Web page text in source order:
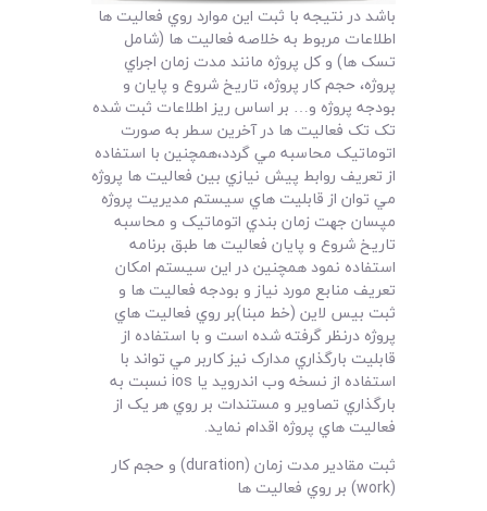
باشد در نتيجه با ثبت اين موارد روي فعاليت ها
اطلاعات مربوط به خلاصه فعاليت ها (شامل
تسک ها) و کل پروژه مانند مدت زمان اجراي
پروژه، حجم کار پروژه، تاريخ شروع و پايان و
بودجه پروژه و… بر اساس ريز اطلاعات ثبت شده
تک تک فعاليت ها در آخرين سطر به صورت
اتوماتيک محاسبه مي گردد،همچنين با استفاده
از تعريف روابط پيش نيازي بين فعاليت ها پروژه
مي توان از قابليت هاي سيستم مديريت پروژه
مپسان جهت زمان بندي اتوماتيک و محاسبه
تاريخ شروع و پايان فعاليت ها طبق برنامه
استفاده نمود همچنين در اين سيستم امکان
تعريف منابع مورد نياز و بودجه فعاليت ها و
ثبت بيس لاين (خط مبنا)بر روي فعاليت هاي
پروژه درنظر گرفته شده است و با استفاده از
قابليت بارگذاري مدارک نيز کاربر مي تواند با
استفاده از نسخه وب اندرويد يا ios نسبت به
بارگذاري تصاوير و مستندات بر روي هر يک از
فعاليت هاي پروژه اقدام نمايد.
ثبت مقادير مدت زمان (duration) و حجم کار
(work) بر روي فعاليت ها